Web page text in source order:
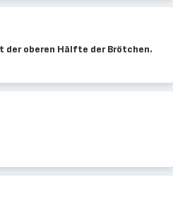
der oberen Hälfte der Brötchen.